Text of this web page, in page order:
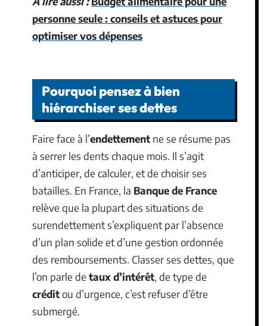
personne seule : conseils et astuces pour
optimiser vos dépenses
Pourquoi pensez à bien
hiérarchiser ses dettes
Faire face à l’endettement ne se résume pas
à serrer les dents chaque mois. Il s’agit
d’anticiper, de calculer, et de choisir ses
batailles. En France, la Banque de France
relève que la plupart des situations de
surendettement s’expliquent par l’absence
d’un plan solide et d’une gestion ordonnée
des remboursements. Classer ses dettes, que
l’on parle de taux d’intérêt, de type de
créditou d’urgence, c’est refuser d’être
submergé.